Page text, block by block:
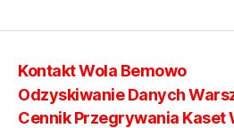
Kontakt Wola Bemowo
Odzyskiwanie Danych
Cennik Przegrywania Kaset